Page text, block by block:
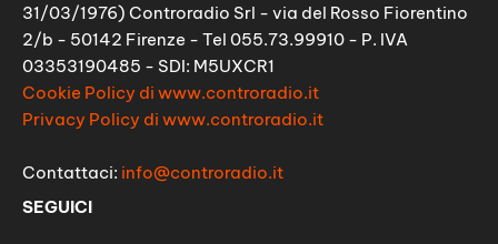
31/03/1976) Controradio Srl - via del Rosso Fiorentino
2/b - 50142 Firenze - Tel 055.73.99910 - P. IVA
03353190485 - SDI: M5UXCR1
Cookie Policy di www.controradio.it
Privacy Policy di www.controradio.it
Contattaci: info@controradio.it
SEGUICI